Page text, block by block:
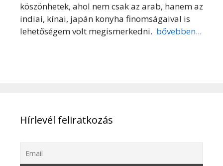
köszönhetek, ahol nem csak az arab, hanem az
indiai, kínai, japán konyha finomságaival is
lehetőségem volt megismerkedni. bővebben...
Hírlevél feliratkozás